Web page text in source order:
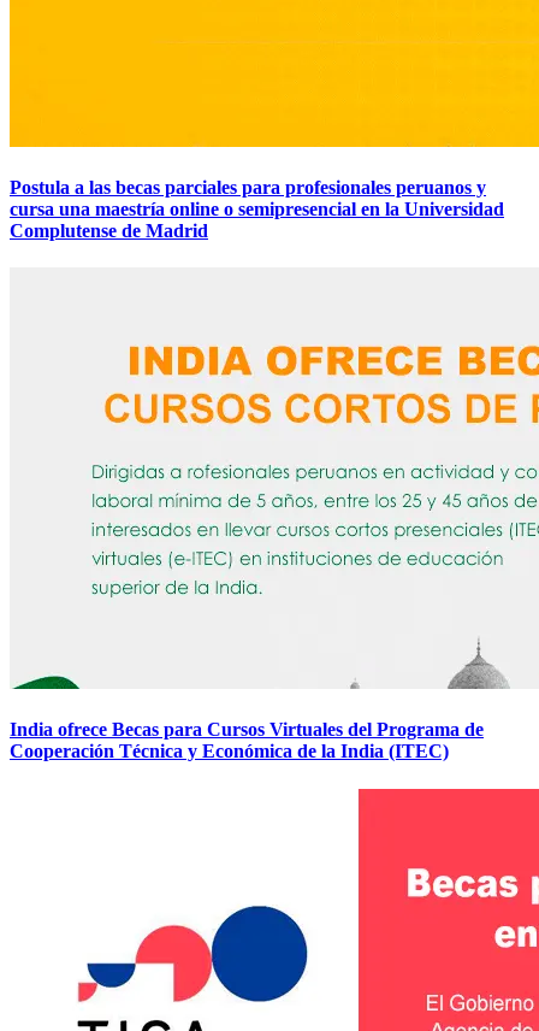
Postula a las becas parciales para profesionales peruanos y
cursa una maestría online o semipresencial en la Universidad
Complutense de Madrid
India ofrece Becas para Cursos Virtuales del Programa de
Cooperación Técnica y Económica de la India (ITEC)